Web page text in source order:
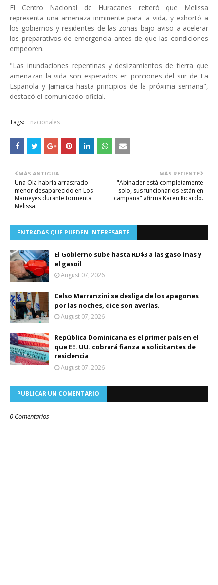
El Centro Nacional de Huracanes reiteró que Melissa
representa una amenaza inminente para la vida, y exhortó a
los gobiernos y residentes de las zonas bajo aviso a acelerar
los preparativos de emergencia antes de que las condiciones
empeoren.
"Las inundaciones repentinas y deslizamientos de tierra que
amenazan la vida son esperados en porciones del sur de La
Española y Jamaica hasta principios de la próxima semana",
destacó el comunicado oficial.
Tags: nacionales
MÁS RECIENTE
"Abinader está completamente
solo, sus funcionarios están en
campaña" afirma Karen Ricardo.
MÁS ANTIGUA
Una Ola habría arrastrado
menor desaparecido en Los
Mameyes durante tormenta
Melissa.
ENTRADAS QUE PUEDEN INTERESARTE
El Gobierno sube hasta RD$3 a las gasolinas y
el gasoil
August 07, 2026
Celso Marranzini se desliga de los apagones
por las noches, dice son averías.
August 07, 2026
República Dominicana es el primer país en el
que EE. UU. cobrará fianza a solicitantes de
residencia
August 07, 2026
PUBLICAR UN COMENTARIO
0 Comentarios